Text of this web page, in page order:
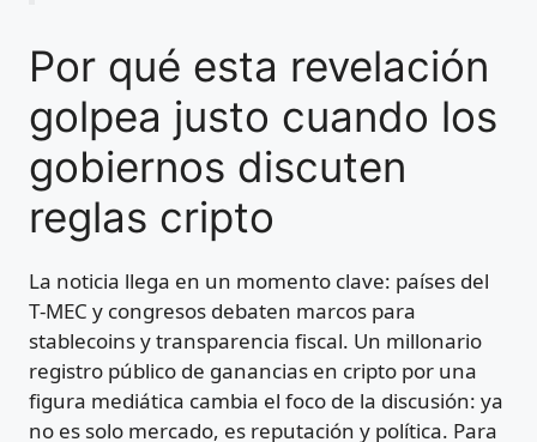
Por qué esta revelación
golpea justo cuando los
gobiernos discuten
reglas cripto
La noticia llega en un momento clave: países del
T‑MEC y congresos debaten marcos para
stablecoins y transparencia fiscal. Un millonario
registro público de ganancias en cripto por una
figura mediática cambia el foco de la discusión: ya
no es solo mercado, es reputación y política. Para